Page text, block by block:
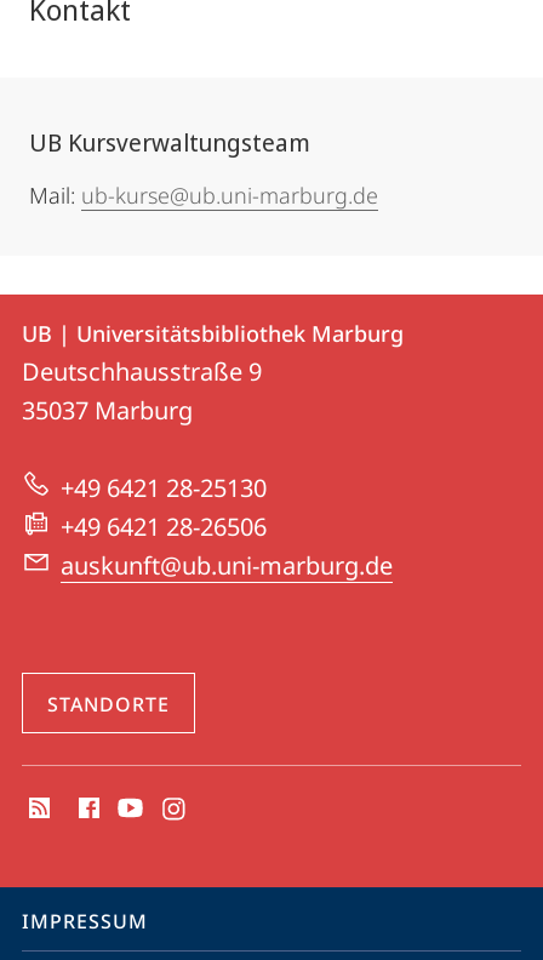
Kontakt
UB Kursverwaltungsteam
Mail: ub-kurse@ub.uni-marburg.de
Kontakt
und
Informationen
zur
Website
Kontaktinformationen
UB
|
Universitätsbibliothek
Marburg
UB | Universitätsbibliothek Marburg
Deutschhausstraße 9
35037 Marburg
+49 6421 28-25130
+49 6421 28-26506
auskunft@ub.uni-marburg.de
STANDORTE
Media
Service-
IMPRESSUM